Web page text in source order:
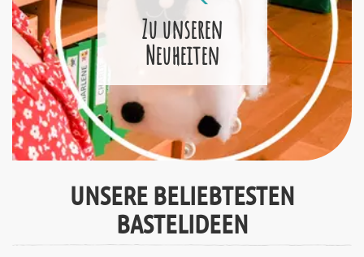
Zu unseren
Neuheiten
UNSERE BELIEBTESTEN
BASTELIDEEN